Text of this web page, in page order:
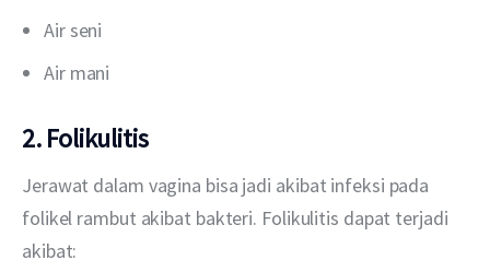
Air seni
Air mani
2. Folikulitis
Jerawat dalam vagina bisa jadi akibat infeksi pada
folikel rambut akibat bakteri. Folikulitis dapat terjadi
akibat: